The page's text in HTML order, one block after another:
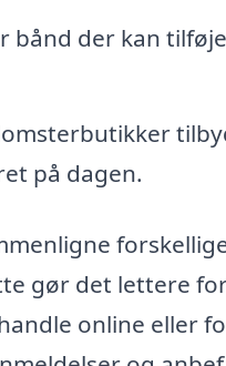
bånd der kan
på dagen.
gør det lettere
online eller